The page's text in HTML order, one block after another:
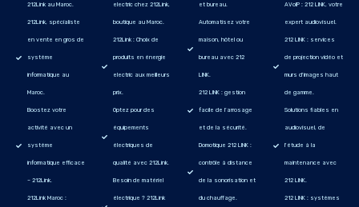
212Link au Maroc.
212Link, spécialiste
en vente en gros de
système
informatique au
Maroc.
Boostez votre
activité avec un
système
informatique efficace
– 212Link.
212Link Maroc :
electric chez 212Link,
boutique au Maroc.
212Link : Choix de
produits en énergie
electric aux meilleurs
prix.
Optez pour des
équipements
électriques de
qualité avec 212Link.
Besoin de matériel
électrique ? 212Link
et bureau.
Automatisez votre
maison, hôtel ou
bureau avec 212
LINK.
212 LINK : gestion
facile de l’arrosage
et de la sécurité.
Domotique 212 LINK :
contrôle à distance
de la sonorisation et
du chauffage.
AVoIP : 212 LINK, votre
expert audiovisuel.
212 LINK : services
de projection vidéo et
murs d'images haut
de gamme.
Solutions fiables en
audiovisuel, de
l'étude à la
maintenance avec
212 LINK.
212 LINK : systèmes